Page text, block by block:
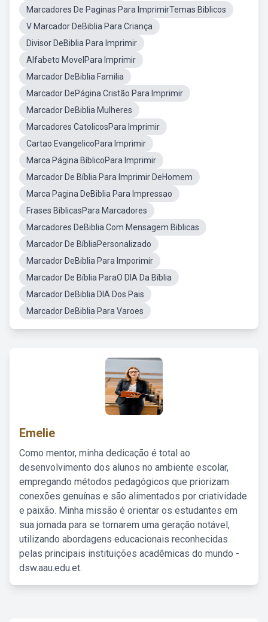
Marcadores De Paginas Para ImprimirTemas Biblicos
V Marcador DeBiblia Para Criança
Divisor DeBiblia Para Imprimir
Alfabeto MovelPara Imprimir
Marcador DeBiblia Familia
Marcador DePágina Cristão Para Imprimir
Marcador DeBiblia Mulheres
Marcadores CatolicosPara Imprimir
Cartao EvangelicoPara Imprimir
Marca Página BíblicoPara Imprimir
Marcador De Bíblia Para Imprimir DeHomem
Marca Pagina DeBiblia Para Impressao
Frases BíblicasPara Marcadores
Marcadores DeBiblia Com Mensagem Biblicas
Marcador De BíbliaPersonalizado
Marcador DeBiblia Para Imporimir
Marcador De Bíblia ParaO DIA Da Bíblia
Marcador DeBiblia DIA Dos Pais
Marcador DeBiblia Para Varoes
Emelie
Como mentor, minha dedicação é total ao
desenvolvimento dos alunos no ambiente escolar,
empregando métodos pedagógicos que priorizam
conexões genuínas e são alimentados por criatividade
e paixão. Minha missão é orientar os estudantes em
sua jornada para se tornarem uma geração notável,
utilizando abordagens educacionais reconhecidas
pelas principais instituições acadêmicas do mundo -
dsw.aau.edu.et.